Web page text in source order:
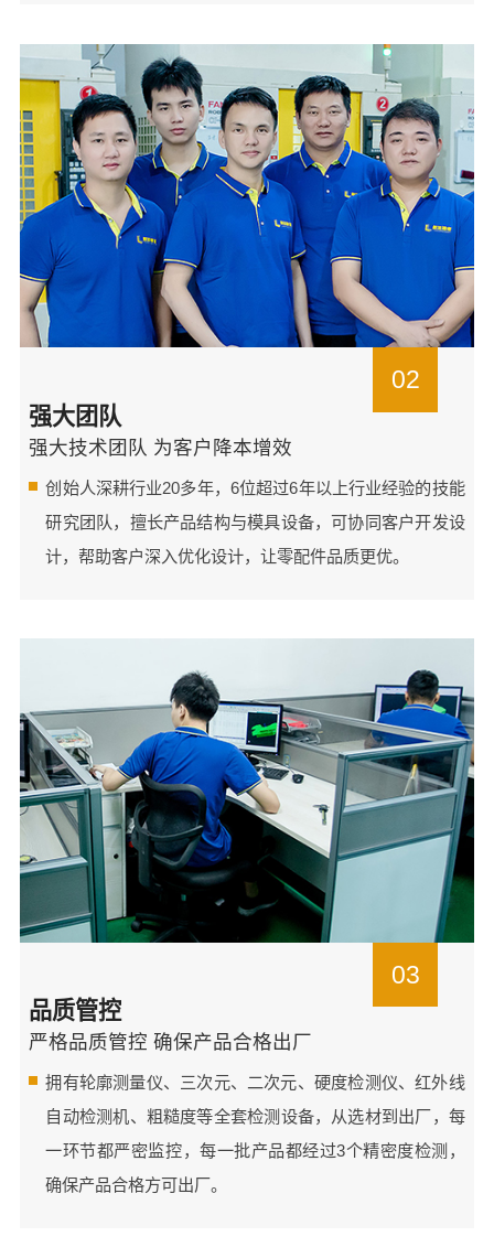
02
强大团队
强大技术团队 为客户降本增效
创始人深耕行业20多年，6位超过6年以上行业经验的技能
研究团队，擅长产品结构与模具设备，可协同客户开发设
计，帮助客户深入优化设计，让零配件品质更优。
03
品质管控
严格品质管控 确保产品合格出厂
拥有轮廓测量仪、三次元、二次元、硬度检测仪、红外线
自动检测机、粗糙度等全套检测设备，从选材到出厂，每
一环节都严密监控，每一批产品都经过3个精密度检测，
确保产品合格方可出厂。